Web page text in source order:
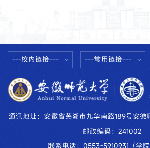
---校内链接--- ---常用链接---
通讯地址：安徽省芜湖市九华南路189号安徽
邮政编码：241002
联系电话：0553-5910931（学院